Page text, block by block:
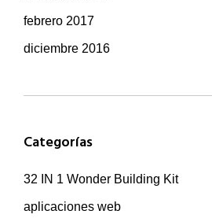
febrero 2017
diciembre 2016
Categorías
32 IN 1 Wonder Building Kit
aplicaciones web